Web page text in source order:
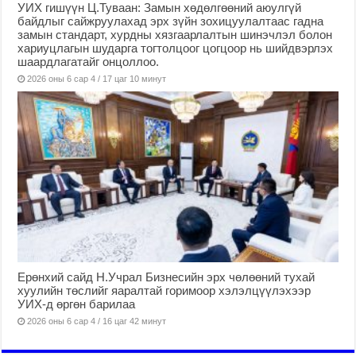
УИХ гишүүн Ц.Туваан: Замын хөдөлгөөний аюулгүй
байдлыг сайжруулахад эрх зүйн зохицуулалтаас гадна
замын стандарт, хурдны хязгаарлалтын шинэчлэл болон
хариуцлагын шударга тогтолцоог цогцоор нь шийдвэрлэх
шаардлагатайг онцоллоо.
2026 оны 6 сар 4 / 17 цаг 10 минут
Ерөнхий сайд Н.Учрал Бизнесийн эрх чөлөөний тухай
хуулийн төслийг яаралтай горимоор хэлэлцүүлэхээр
УИХ-д өргөн барилаа
2026 оны 6 сар 4 / 16 цаг 42 минут